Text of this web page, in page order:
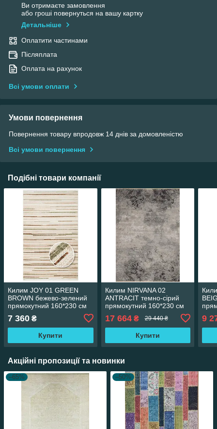
Ви отримаєте замовлення
або гроші повернуться на вашу картку
Детальніше
Оплатити частинами
Післяплата
Оплата на рахунок
Всі умови оплати
Умови повернення
Повернення товару впродовж 14 днів за домовленістю
Всі умови повернення
Подібні товари компанії
Килим JOY 01 GREEN
BROWN бежево-зелений
прямокутний 160*230 см
7 360 ₴
Купити
Килим NIRVANA 02
ANTRACIT темно-сірий
прямокутний 160*230 см
17 664₴ 29 440 ₴
Купити
9
Акційні пропозиції та новинки
–65% –50%